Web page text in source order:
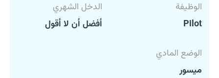
الوظيفة
Pilot
الدخل الشهري
أفضل أن لا أقول
الوضع المادي
ميسور